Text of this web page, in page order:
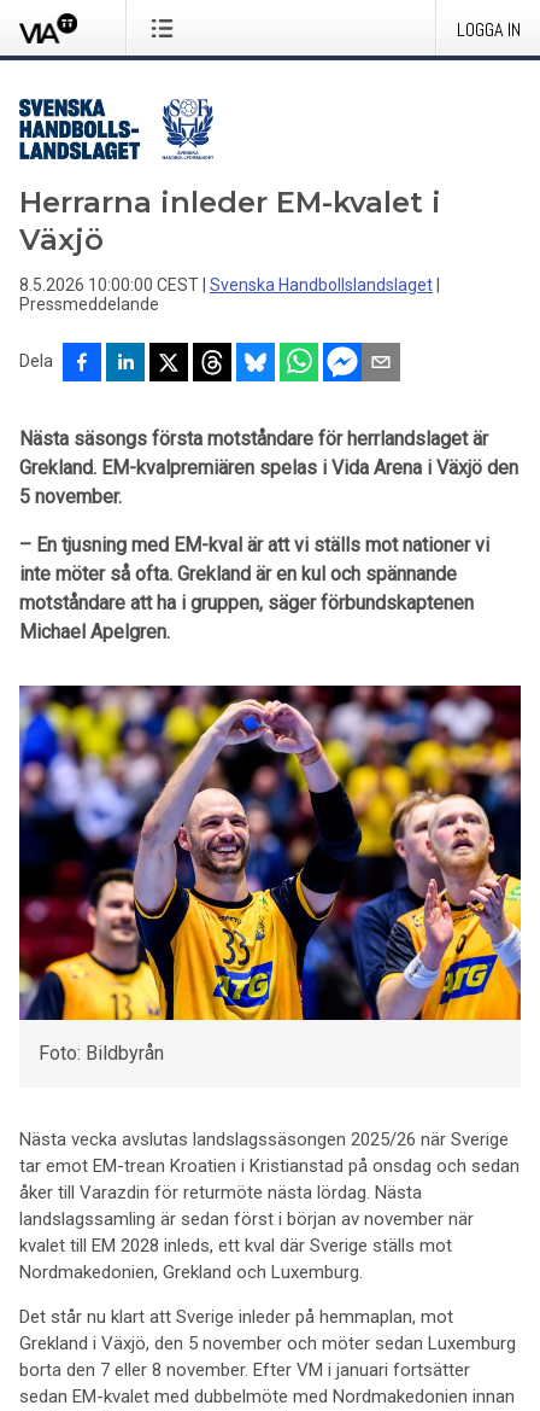
LOGGA IN
Herrarna inleder EM-kvalet i
Växjö
8.5.2026 10:00:00 CEST Svenska Handbollslandslaget
Pressmeddelande
Dela
Nästa säsongs första motståndare för herrlandslaget är
Grekland. EM-kvalpremiären spelas i Vida Arena i Växjö den
5 november.
– En tjusning med EM-kval är att vi ställs mot nationer vi
inte möter så ofta. Grekland är en kul och spännande
motståndare att ha i gruppen, säger förbundskaptenen
Michael Apelgren.
Foto: Bildbyrån
Nästa vecka avslutas landslagssäsongen 2025/26 när Sverige
tar emot EM-trean Kroatien i Kristianstad på onsdag och sedan
åker till Varazdin för returmöte nästa lördag. Nästa
landslagssamling är sedan först i början av november när
kvalet till EM 2028 inleds, ett kval där Sverige ställs mot
Nordmakedonien, Grekland och Luxemburg.
Det står nu klart att Sverige inleder på hemmaplan, mot
Grekland i Växjö, den 5 november och möter sedan Luxemburg
borta den 7 eller 8 november. Efter VM i januari fortsätter
sedan EM-kvalet med dubbelmöte med Nordmakedonien innan